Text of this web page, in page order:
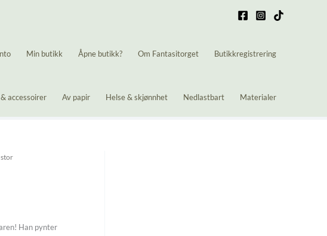
Min butikk Åpne butikk? Om Fantasitorget Butikkregistrering
accessoirer Av papir Helse & skjønnhet Nedlastbart Materialer
Han pynter